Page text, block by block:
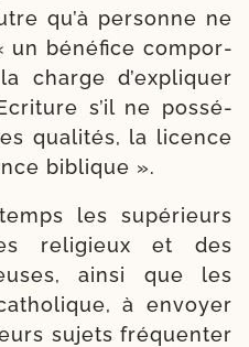
qu’à per­sonne ne
un béné­fice com­por­
charge d’expliquer
s’il ne pos­sé­
qua­lités, la licence
biblique ».
les supé­rieurs
reli­gieux et des
ain­si que les
à envoyer
sujets fré­quenter